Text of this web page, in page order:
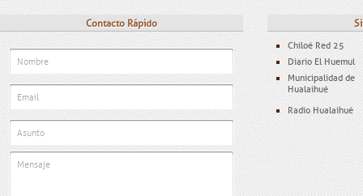
Contacto Rápido
Chiloé Red 25
Diario El Huemul
Municipalidad de
Hualaihué
Radio Hualaihué